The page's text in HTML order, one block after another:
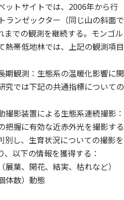
ットサイトでは、2006年から行
ランゼックター（同じ山の斜面で
までの観測を継続する。モンゴル
熱帯低地林では、上記の観測項目
期観測：生態系の温暖化影響に関
究では下記の共通指標についての
影装置による生態系連続撮影：
把握に有効な近赤外光を撮影する
別し、生育状況についての撮影を
以下の情報を獲得する：
葉、開花、結実、枯れなど）
数）動態